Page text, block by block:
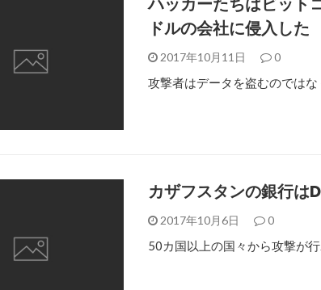
ドルの会社に侵入した
2017年10月11日 0
攻撃者はデータを盗むのでは
カザフスタンの銀行は
2017年10月6日 0
50カ国以上の国々から攻撃が